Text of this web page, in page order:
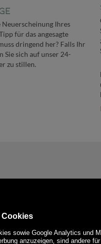
Ihres
für das angesagte
dringend her? Falls Ihr
sich auf unser 24-
zu stillen.
Cookies
sowie Google Analytics und
anzuzeigen, sind andere